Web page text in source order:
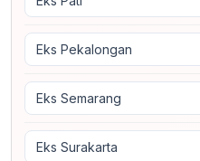
Eks Pekalongan
Eks Semarang
Eks Surakarta